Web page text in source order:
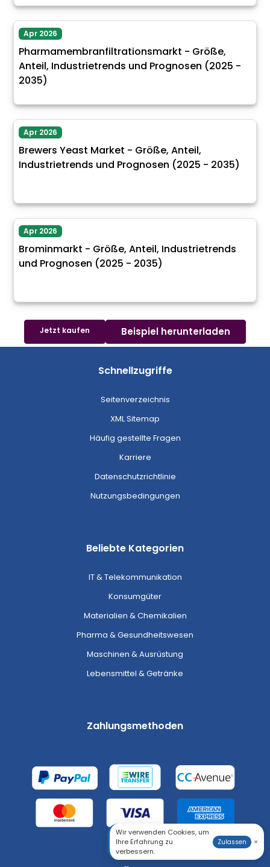
Apr 2026
Pharmamembranfiltrationsmarkt - Größe,
Anteil, Industrietrends und Prognosen (2025 -
2035)
Apr 2026
Brewers Yeast Market - Größe, Anteil,
Industrietrends und Prognosen (2025 - 2035)
Apr 2026
Brominmarkt - Größe, Anteil, Industrietrends
und Prognosen (2025 - 2035)
Jetzt kaufen Beispiel herunterladen
Schnellzugriffe
Seitenverzeichnis
XML Sitemap
Häufig gestellte Fragen
Karriere
Datenschutzrichtlinie
Nutzungsbedingungen
Beliebte Kategorien
IT & Telekommunikation
Konsumgüter
Materialien & Chemikalien
Pharma & Gesundheitswesen
Maschinen & Ausrüstung
Lebensmittel & Getränke
Zahlungsmethoden
Wir verwenden Cookies, um
Ihre Erfahrung zu
verbessern.
Zulassen ×